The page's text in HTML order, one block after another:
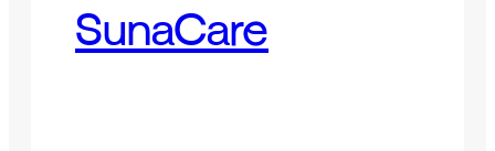
SunaCare